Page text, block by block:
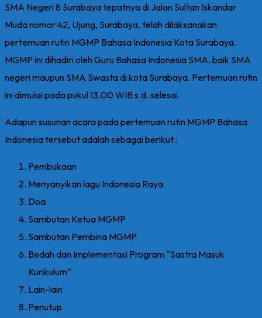
SMA Negeri 8 Surabaya tepatnya di Jalan Sultan Iskandar
Muda nomor 42, Ujung, Surabaya, telah dilaksanakan
pertemuan rutin MGMP Bahasa Indonesia Kota Surabaya.
MGMP ini dihadiri oleh Guru Bahasa Indonesia SMA, baik SMA
negeri maupun SMA Swasta di kota Surabaya. Pertemuan rutin
ini dimulai pada pukul 13.00 WIB s.d. selesai.
Adapun susunan acara pada pertemuan rutin MGMP Bahasa
Indonesia tersebut adalah sebagai berikut :
Pembukaan
Menyanyikan lagu Indonesia Raya
Doa
Sambutan Ketua MGMP
Sambutan Pembina MGMP
Bedah dan Implementasi Program “Sastra Masuk
Kurikulum”
Lain-lain
Penutup